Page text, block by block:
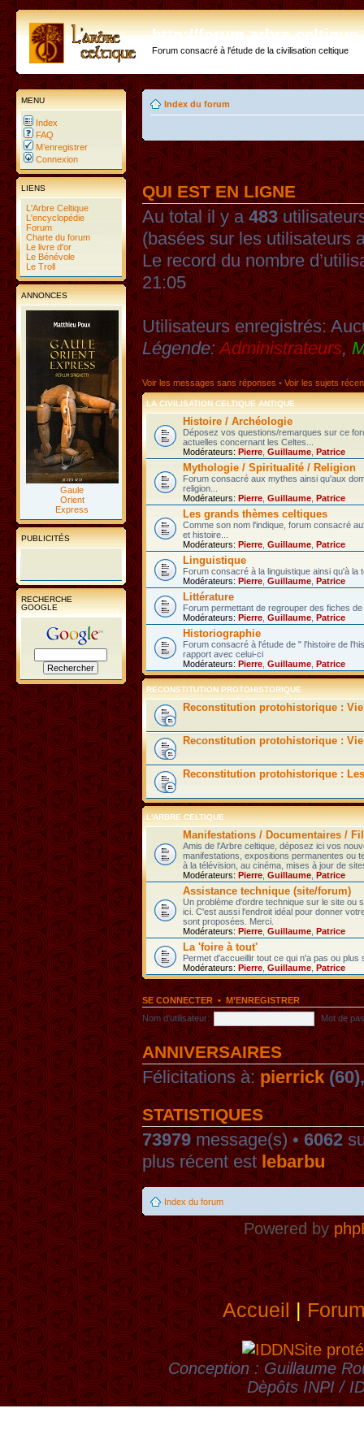
http://forum.arbre-
Forum consacré à l'étude de la civilisation celtique
MENU
Index
FAQ
M’enregistrer
Connexion
LIENS
L'Arbre Celtique
L'encyclopédie
Forum
Charte du forum
Le livre d'or
Le Bénévole
Le Troll
ANNONCES
Gaule
Orient
Express
PUBLICITÉS
RECHERCHE
GOOGLE
Index du forum
QUI EST EN LIGNE
Au total il y a483
(basées sur les utilisateurs
Le record du nombre
21:05
Utilisateurs enregistrés:
Légende:Administrateurs,
Voir les messages sans réponses•Voir les sujets
LA CIVILISATION CELTIQUE ANTIQUE
Histoire / Archéologie
Déposez vos questions/remarques sur ce
actuelles concernant les Celtes...
Modérateurs: Pierre Guillaume Patrice
Mythologie / Spiritualité / Religion
Forum consacré aux mythes ainsi qu'aux
religion...
Modérateurs: Pierre Guillaume Patrice
Les grands thèmes celtiques
Comme son nom l'indique, forum consacré
et histoire...
Modérateurs: Pierre Guillaume Patrice
Linguistique
Forum consacré à la linguistique ainsi qu'à la
Modérateurs: Pierre Guillaume Patrice
Littérature
Forum permettant de regrouper des fiches
Modérateurs: Pierre Guillaume Patrice
Historiographie
Forum consacré à l'étude de " l'histoire de
rapport avec celui-ci
Modérateurs: Pierre Guillaume Patrice
RECONSTITUTION PROTOHISTORIQUE
Reconstitution protohistorique :
Reconstitution protohistorique :
Reconstitution protohistorique :
L'ARBRE CELTIQUE
Manifestations / Documentaires /
Amis de l'Arbre celtique, déposez ici vos
manifestations, expositions permanentes ou
à la télévision, au cinéma, mises à jour de
Modérateurs: Pierre Guillaume Patrice
Assistance technique (site/forum)
Un problème d'ordre technique sur le site ou
ici. C'est aussi l'endroit idéal pour donner
sont proposées. Merci.
Modérateurs: Pierre Guillaume Patrice
La 'foire à tout'
Permet d'accueillir tout ce qui n'a pas ou
Modérateurs: Pierre Guillaume Patrice
SE CONNECTER•M’ENREGISTRER
Nom d’utilisateur:
Mot de
ANNIVERSAIRES
Félicitations à:pierrick
STATISTIQUES
73979message(s) •6062
plus récent estlebarbu
Index du forum
Powered by
Accueil|
Site
Conception : Guillaume
Dèpôts INPI /